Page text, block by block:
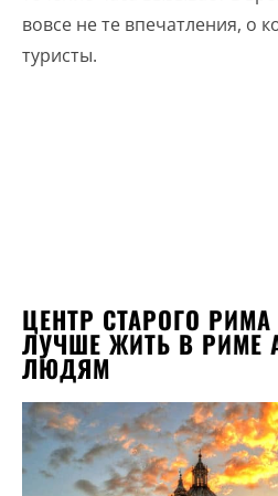
вовсе не те впечатления, о
туристы.
ЦЕНТР СТАРОГО
ЛУЧШЕ ЖИТЬ В РИМЕ
ЛЮДЯМ